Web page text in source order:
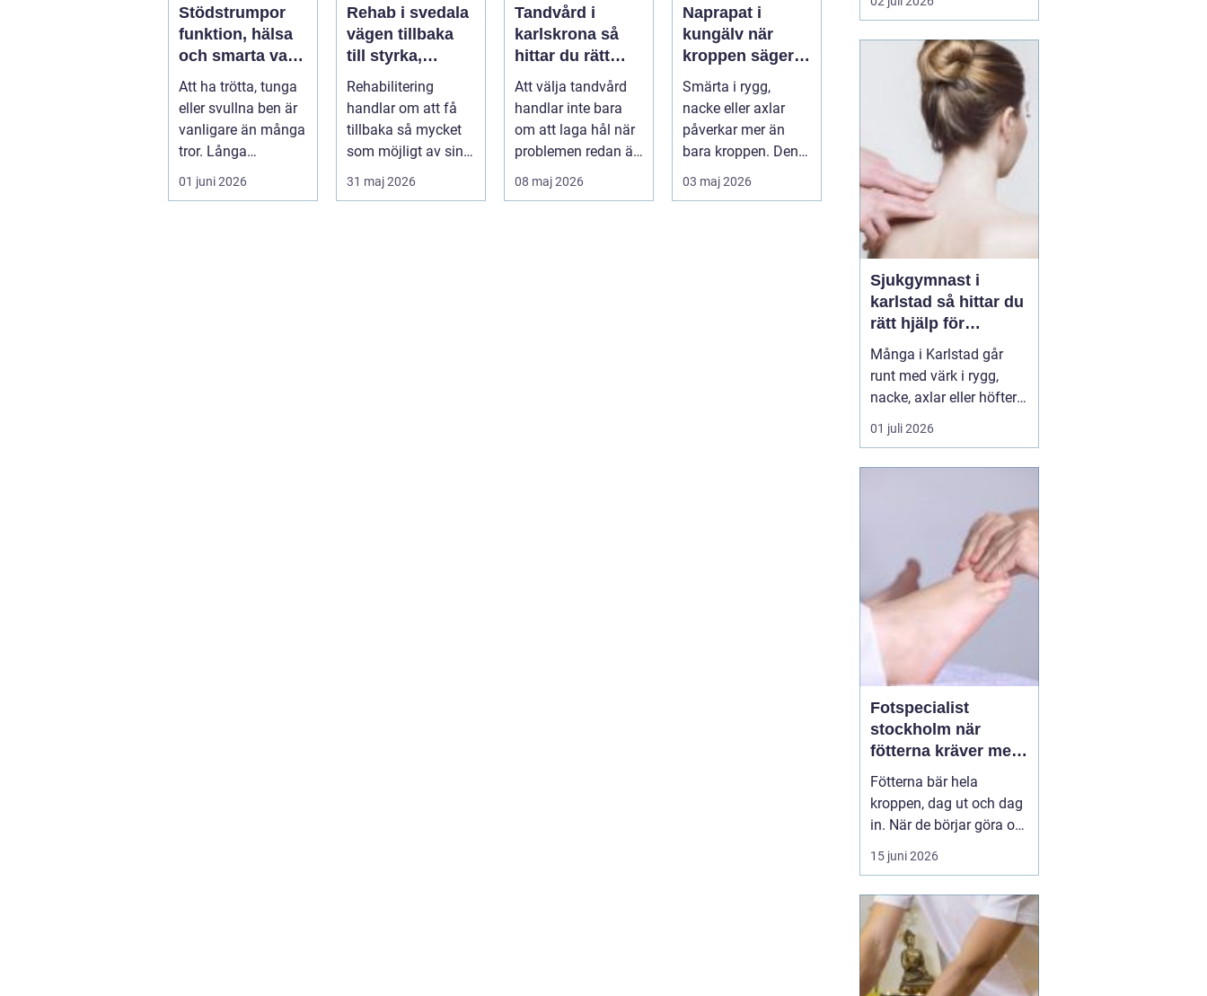
Stödstrumpor
funktion, hälsa
och smarta val i
vardagen
Att ha trötta, tunga
eller svullna ben är
vanligare än många
tror. Långa
arbetsdagar på
hårda golv, ...
01 juni 2026
Rehab i svedala
vägen tillbaka
till styrka,
balans och
vardag
Rehabilitering
handlar om att få
tillbaka så mycket
som möjligt av sin
funktion, energi och
trygghet...
31 maj 2026
Tandvård i
karlskrona så
hittar du rätt
klinik för
långsiktig
munhälsa
Att välja tandvård
handlar inte bara
om att laga hål när
problemen redan är
ett faktum. Det
handlar ...
08 maj 2026
Naprapat i
kungälv när
kroppen säger
ifrån
Smärta i rygg,
nacke eller axlar
påverkar mer än
bara kroppen. Den
tar energi,
koncentration och
03 maj 2026
och nervsystem. Målet
smärta, bättre rörlighet
och en vardag som
fungerar igen.
Kiropraktik passar
många som kämpar
med återkommande
ryggont...
Sjukgymnast i
karlstad så hittar du
rätt hjälp för
kroppen
Många i Karlstad går
runt med värk i rygg,
nacke, axlar eller höfter
utan att söka hjälp.
Andra har råkat ut för en
släppa. En legitimerad
sjukgymnast kan då
göra stor skillnad.
Genom n...
01 juli 2026
Fotspecialist
stockholm när
fötterna kräver mer
än vanliga sulor
Fötterna bär hela
kroppen, dag ut och dag
in. När de börjar göra ont
påverkas mer än bara
stegen sömn, träning,
lidande. Många försöker
länge med egenvård,
inlägg från sportbutiken
eller vila, men
15 juni 2026